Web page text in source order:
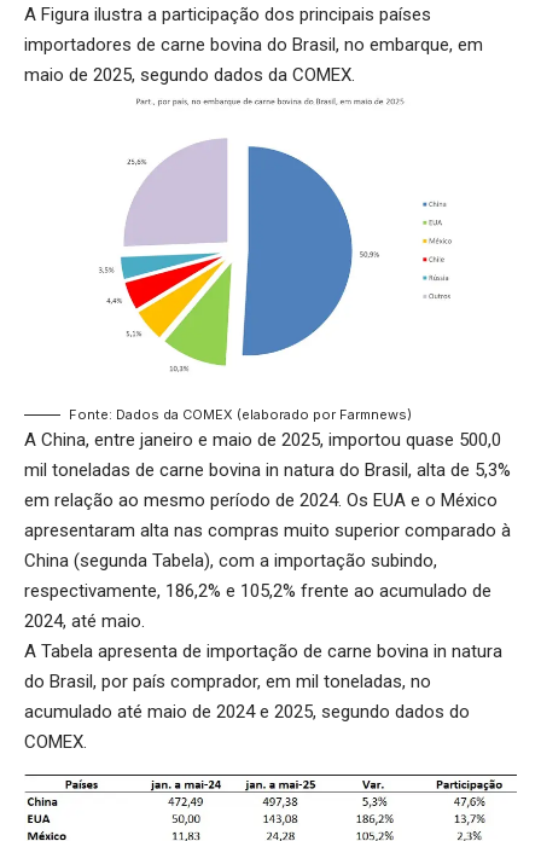
A Figura ilustra a participação dos principais países
importadores de carne bovina do Brasil, no embarque, em
maio de 2025, segundo dados da COMEX.
Fonte: Dados da COMEX (elaborado por Farmnews)
A China, entre janeiro e maio de 2025, importou quase 500,0
mil toneladas de carne bovina in natura do Brasil, alta de 5,3%
em relação ao mesmo período de 2024. Os EUA e o México
apresentaram alta nas compras muito superior comparado à
China (segunda Tabela), com a importação subindo,
respectivamente, 186,2% e 105,2% frente ao acumulado de
2024, até maio.
A Tabela apresenta de importação de carne bovina in natura
do Brasil, por país comprador, em mil toneladas, no
acumulado até maio de 2024 e 2025, segundo dados do
COMEX.